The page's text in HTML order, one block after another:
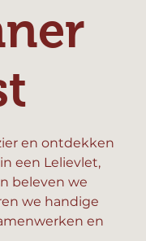
en ontdekken
een Lelievlet,
beleven we
we handige
en